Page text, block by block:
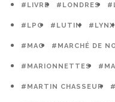
#LIVRE #LONDRES
#LPO #LUTIN #LYNX
#MAO #MARCHÉ DE
#MARIONNETTES
#MARTIN CHASSEUR